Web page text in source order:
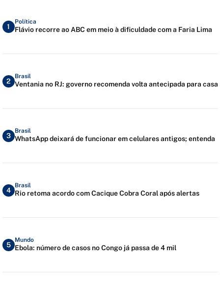
1
Política
Flávio recorre ao ABC em meio à dificuldade com a Faria Lima
2
Brasil
Ventania no RJ: governo recomenda volta antecipada para casa
3
Brasil
WhatsApp deixará de funcionar em celulares antigos; entenda
4
Brasil
Rio retoma acordo com Cacique Cobra Coral após alertas
5
Mundo
Ebola: número de casos no Congo já passa de 4 mil